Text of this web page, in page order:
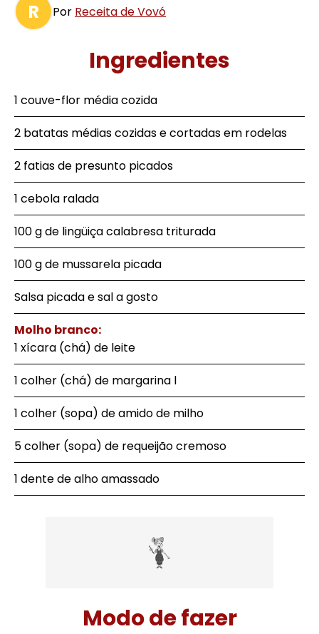
R Por Receita de Vovó
Ingredientes
1 couve-flor média cozida
2 batatas médias cozidas e cortadas em rodelas
2 fatias de presunto picados
1 cebola ralada
100 g de lingüiça calabresa triturada
100 g de mussarela picada
Salsa picada e sal a gosto
Molho branco:
1 xícara (chá) de leite
1 colher (chá) de margarina l
1 colher (sopa) de amido de milho
5 colher (sopa) de requeijão cremoso
1 dente de alho amassado
Modo de fazer